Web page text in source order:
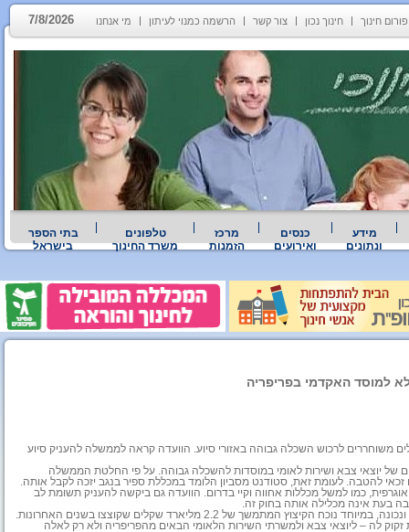
פורום חינוך חינוך נכון צור קשר הרשמה כמנוי לעיתון מי אנחנו 7/8/2026
מידע
ונתונים
כנסים
ואירועים
מרכז
הזמנות
טלפונים
משרד החינוך
בתי הספר
בישראל
למוסד האקדמי בפריפריה
משוחררים לרכוש השכלה גבוהה באזורי סיוע. הוועדה קראה לממשלה להעניק סיוע
80 מליון שקלים לעידוד לימודים של יוצאי צבא ושירות לאומי במוסדות להשכלה גבוהה. על פי החלטת הממשלה
להטבה. לעומת זאת, סטודנט מסביון הלומד במכללת ספיר בנגב יזכה לקבל אותה.
כמו למשל מכללות אחווה וקיי בדרום. הוועדה גם ביקשה להעניק תשומת לב
בעת אינה מכלילה אותה בחוק זה.
לדברי יו"ר הוועדה ח"כ זבולון אורלב: "כל השקעה בהשכלה הגבוהה מבורכת ונכונה, במיוחד נוכח הקיצוץ המתמשך של 2.2 מליארד שקלים שקוצצו בשנים האחרונות.
לה – ליוצאי צבא ולמשרתי השירות הלאומי הבאים מהפריפריה ולא רק לאלה